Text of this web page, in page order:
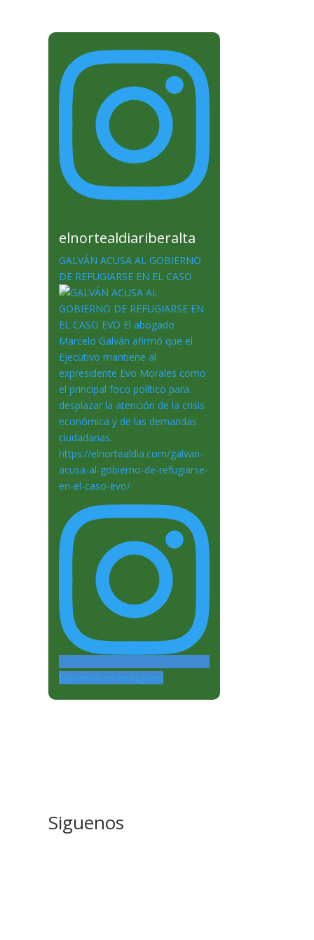
elnortealdiariberalta
GALVÁN ACUSA AL GOBIERNO
DE REFUGIARSE EN EL CASO
Siguenos en Instagram
Siguenos